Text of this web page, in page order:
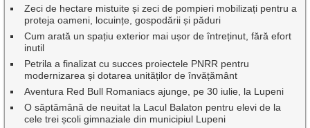
Zeci de hectare mistuite și zeci de pompieri mobilizați pentru a
proteja oameni, locuințe, gospodării și păduri
Cum arată un spațiu exterior mai ușor de întreținut, fără efort
inutil
Petrila a finalizat cu succes proiectele PNRR pentru
modernizarea și dotarea unităților de învățământ
Aventura Red Bull Romaniacs ajunge, pe 30 iulie, la Lupeni
O săptămână de neuitat la Lacul Balaton pentru elevi de la
cele trei școli gimnaziale din municipiul Lupeni